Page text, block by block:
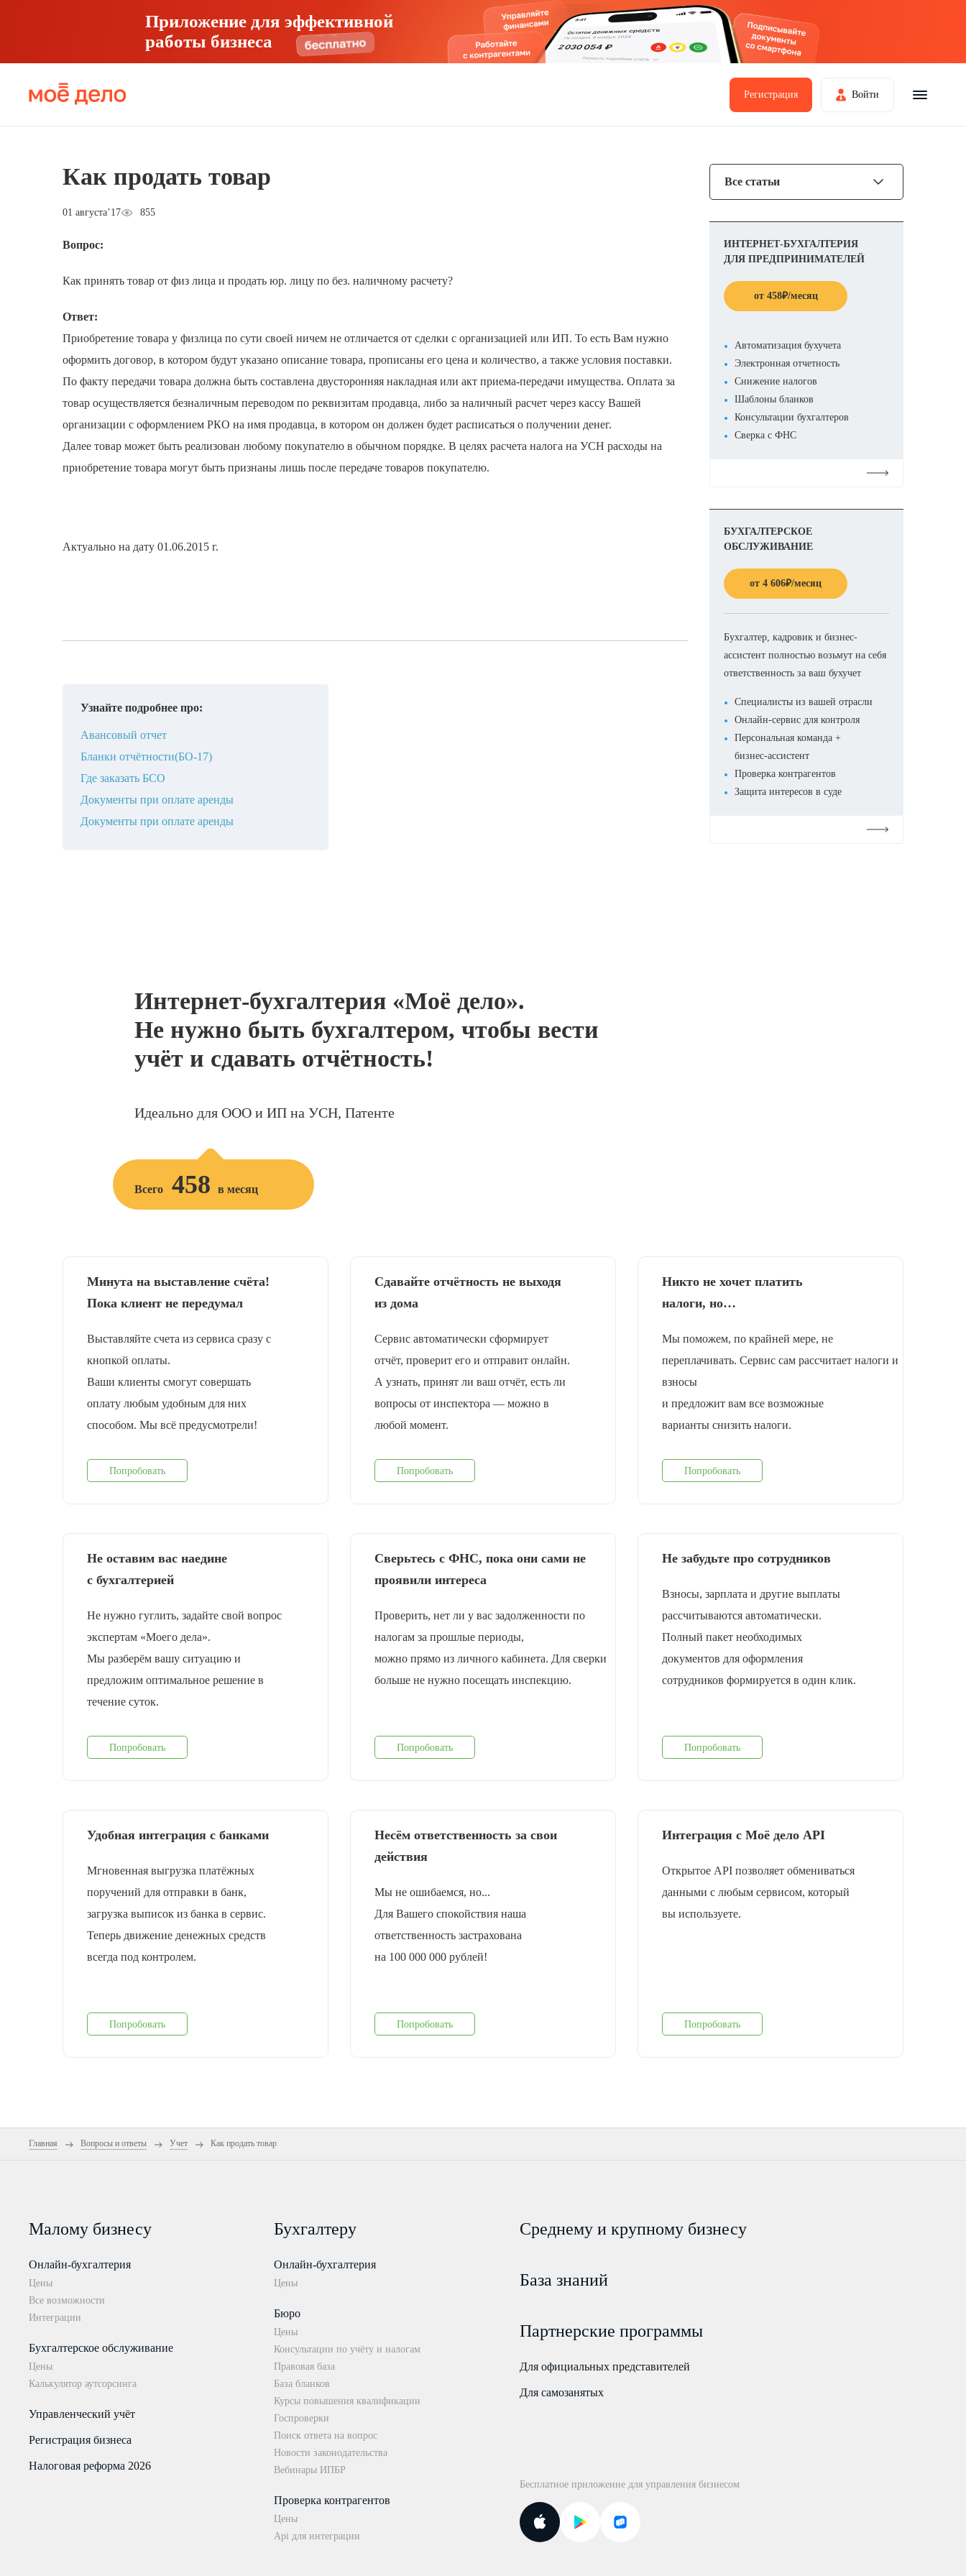
Приложение для эффективной
работы бизнеса
Регистрация Войти
Как продать товар
01 августа’17 855
Вопрос:
Как принять товар от физ лица и продать юр. лицу по без. наличному расчету?
Ответ:
Приобретение товара у физлица по сути своей ничем не отличается от сделки с организацией или ИП. То есть Вам нужно
оформить договор, в котором будут указано описание товара, прописаны его цена и количество, а также условия поставки.
По факту передачи товара должна быть составлена двусторонняя накладная или акт приема-передачи имущества. Оплата за
товар осуществляется безналичным переводом по реквизитам продавца, либо за наличный расчет через кассу Вашей
организации с оформлением РКО на имя продавца, в котором он должен будет расписаться о получении денег.
Далее товар может быть реализован любому покупателю в обычном порядке. В целях расчета налога на УСН расходы на
приобретение товара могут быть признаны лишь после передаче товаров покупателю.
Актуально на дату 01.06.2015 г.
Узнайте подробнее про:
Авансовый отчет
Бланки отчётности(БО-17)
Где заказать БСО
Документы при оплате аренды
Документы при оплате аренды
Все статьи
ИНТЕРНЕТ-БУХГАЛТЕРИЯ
ДЛЯ ПРЕДПРИНИМАТЕЛЕЙ
от 458₽/месяц
Автоматизация бухучета
Электронная отчетность
Снижение налогов
Шаблоны бланков
Консультации бухгалтеров
Сверка с ФНС
БУХГАЛТЕРСКОЕ
ОБСЛУЖИВАНИЕ
от 4 606₽/месяц
Бухгалтер, кадровик и бизнес-
ассистент полностью возьмут на себя
ответственность за ваш бухучет
Специалисты из вашей отрасли
Онлайн-сервис для контроля
Персональная команда +
бизнес-ассистент
Проверка контрагентов
Защита интересов в суде
Интернет-бухгалтерия «Моё дело».
Не нужно быть бухгалтером, чтобы вести
учёт и сдавать отчётность!
Идеально для ООО и ИП на УСН, Патенте
Всего 458 в месяц
Минута на выставление счёта!
Пока клиент не передумал
Выставляйте счета из сервиса сразу с
кнопкой оплаты.
Ваши клиенты смогут совершать
оплату любым удобным для них
способом. Мы всё предусмотрели!
Попробовать
Сдавайте отчётность не выходя
из дома
Сервис автоматически сформирует
отчёт, проверит его и отправит онлайн.
А узнать, принят ли ваш отчёт, есть ли
вопросы от инспектора — можно в
любой момент.
Попробовать
Никто не хочет платить
налоги, но…
Мы поможем, по крайней мере, не
переплачивать. Сервис сам рассчитает налоги и
взносы
и предложит вам все возможные
варианты снизить налоги.
Попробовать
Не оставим вас наедине
с бухгалтерией
Не нужно гуглить, задайте свой вопрос
экспертам «Моего дела».
Мы разберём вашу ситуацию и
предложим оптимальное решение в
течение суток.
Попробовать
Сверьтесь с ФНС, пока они сами не
проявили интереса
Проверить, нет ли у вас задолженности по
налогам за прошлые периоды,
можно прямо из личного кабинета. Для сверки
больше не нужно посещать инспекцию.
Попробовать
Не забудьте про сотрудников
Взносы, зарплата и другие выплаты
рассчитываются автоматически.
Полный пакет необходимых
документов для оформления
cотрудников формируется в один клик.
Попробовать
Удобная интеграция с банками
Мгновенная выгрузка платёжных
поручений для отправки в банк,
загрузка выписок из банка в сервис.
Теперь движение денежных средств
всегда под контролем.
Попробовать
Несём ответственность за свои
действия
Мы не ошибаемся, но...
Для Вашего спокойствия наша
ответственность застрахована
на 100 000 000 рублей!
Попробовать
Интеграция с Моё дело API
Открытое API позволяет обмениваться
данными с любым сервисом, который
вы используете.
Попробовать
Главная Вопросы и ответы Учет Как продать товар
Малому бизнесу
Онлайн-бухгалтерия
Цены
Все возможности
Интеграции
Бухгалтерское обслуживание
Цены
Калькулятор аутсорсинга
Управленческий учёт
Регистрация бизнеса
Налоговая реформа 2026
Бухгалтеру
Онлайн-бухгалтерия
Цены
Бюро
Цены
Консультации по учёту и налогам
Правовая база
База бланков
Курсы повышения квалификации
Госпроверки
Поиск ответа на вопрос
Новости законодательства
Вебинары ИПБР
Проверка контрагентов
Цены
Api для интеграции
Среднему и крупному бизнесу
База знаний
Партнерские программы
Для официальных представителей
Для самозанятых
Бесплатное приложение для управления бизнесом